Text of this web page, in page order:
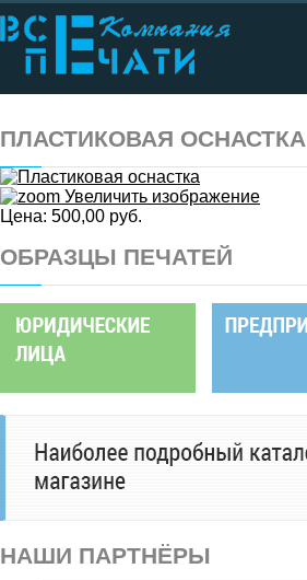
ПЛАСТИКОВАЯ ОСНАСТКА
Увеличить изображение
Цена: 500,00 руб.
ОБРАЗЦЫ ПЕЧАТЕЙ
НАШИ ПАРТНЁРЫ